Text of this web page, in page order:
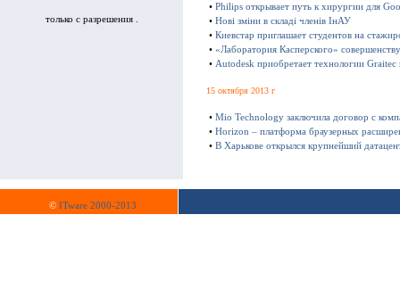
только с разрешения .
• Philips открывает путь к хирургии для
• Нові зміни в складі членів ІнАУ
• Киевстар приглашает студентов на
• «Лаборатория Касперского»
• Autodesk приобретает технологии
15 октября 2013 г
• Mio Technology заключила договор с
• Horizon – платформа браузерных
• В Харькове открылся крупнейший
© ITware 2000-2013